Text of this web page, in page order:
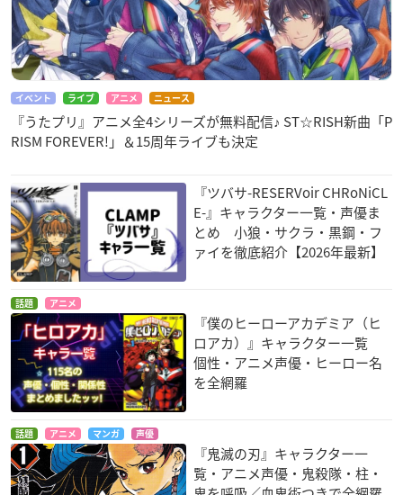
イベント ライブ アニメ ニュース
『うたプリ』アニメ全4シリーズが無料配信♪ ST☆RISH新曲「P
RISM FOREVER!」＆15周年ライブも決定
『ツバサ-RESERVoir CHRoNiCL
E-』キャラクター一覧・声優ま
とめ 小狼・サクラ・黒鋼・フ
ァイを徹底紹介【2026年最新】
話題 アニメ
『僕のヒーローアカデミア（ヒ
ロアカ）』キャラクター一覧
個性・アニメ声優・ヒーロー名
を全網羅
話題 アニメ マンガ 声優
『鬼滅の刃』キャラクター一
覧・アニメ声優・鬼殺隊・柱・